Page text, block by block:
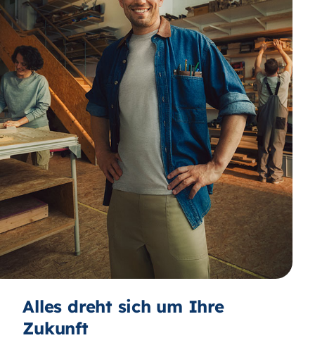
Alles dreht sich um Ihre
Zukunft